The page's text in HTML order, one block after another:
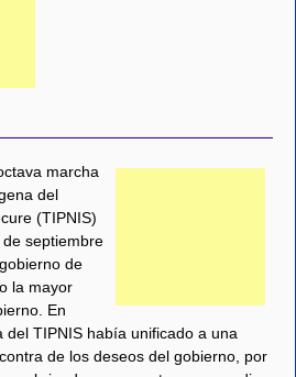
marcha
del
(TIPNIS)
septiembre
de
la mayor
En
TIPNIS había unificado a una
de los deseos del gobierno, por